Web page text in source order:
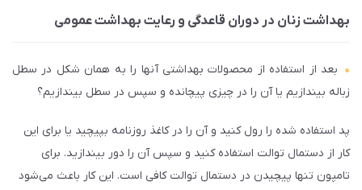
بهداشت زنان در دوران قاعدگی و رعایت بهداشت عمومی
بعد از استفاده از محصولات بهداشتی آن­ها را به همان شکل در سطل
زباله بیندازیم یا آن را در چیزی پیچانده و سپس در سطل بیندازیم؟
پد استفاده شده را رول کنید و آن را در کاغذ روزنامه بپیچید یا برای این
کار از دستمال توالت استفاده کنید و سپس آن را دور بیندازید. برای
تامپون تنها پیچیدن در دستمال توالت کافی است. این کار باعث می‌­شود